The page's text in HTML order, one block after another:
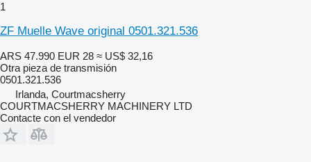
1
ZF Muelle Wave original 0501.321.536
ARS 47.990 EUR 28 ≈ US$ 32,16
Otra pieza de transmisión
0501.321.536
Irlanda, Courtmacsherry
COURTMACSHERRY MACHINERY LTD
Contacte con el vendedor